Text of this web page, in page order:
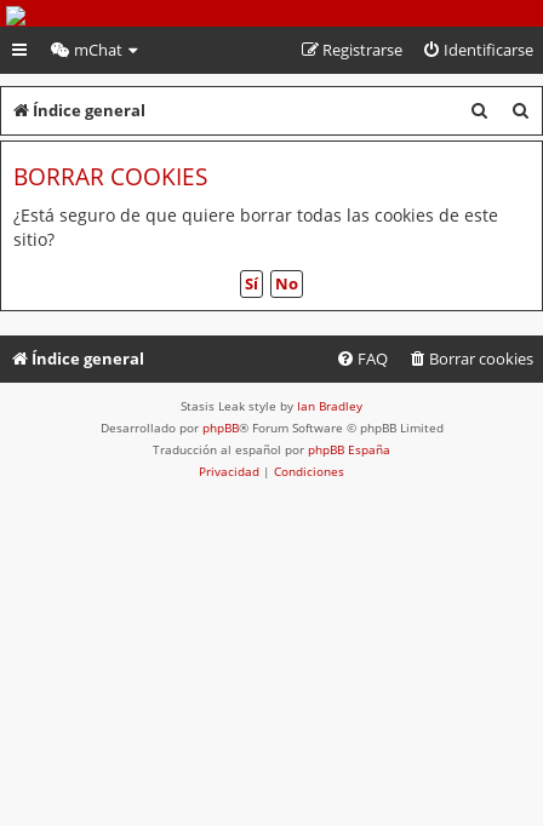
PeruVoley.com
mChat Identificarse
Registrarse
Índice general
u
u
c
BORRAR COOKIES
¿Está seguro de que quiere borrar todas las cookies de este
sitio?
Índice general Borrar cookies
FAQ
Stasis Leak style by Ian Bradley
Desarrollado por phpBB® Forum Software © phpBB Limited
Traducción al español por phpBB España
Privacidad | Condiciones